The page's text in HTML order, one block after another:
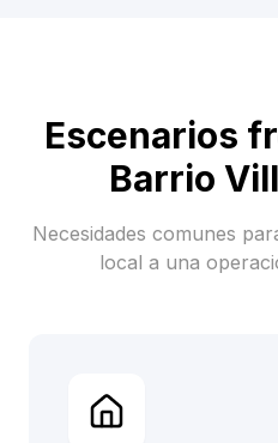
Escenarios
Barrio
Necesidades comunes
local a una